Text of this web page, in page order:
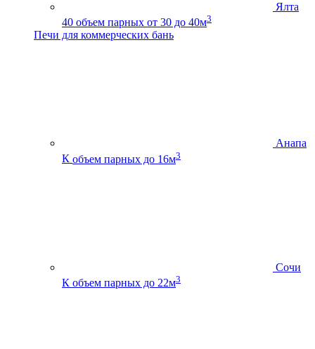
Ялта
40 объем парных от 30 до 40м3
Печи для коммерческих бань
Анапа
К объем парных до 16м3
Сочи
К объем парных до 22м3